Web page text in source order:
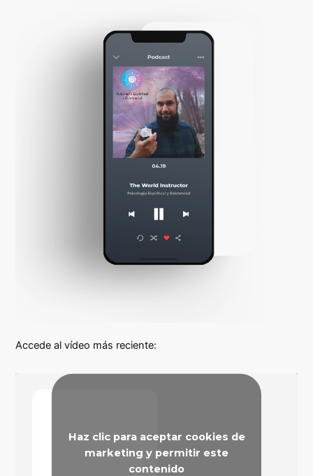
Accede al vídeo más reciente:
Haz clic para aceptar cookies de
marketing y permitir este
contenido